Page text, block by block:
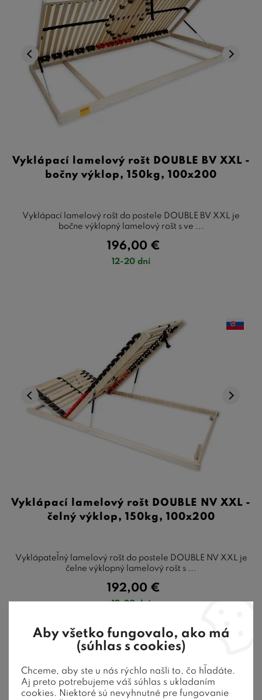
Vyklápací lamelový rošt DOUBLE BV XXL -
bočny výklop, 150kg, 100x200
Vyklápací lamelový rošt do postele DOUBLE BV XXL je
bočne výklopný lamelový rošt s ve ...
196,00 €
12-20 dní
Vyklápací lamelový rošt DOUBLE NV XXL -
čelný výklop, 150kg, 100x200
Vyklápateľný lamelový rošt do postele DOUBLE NV XXL je
čelne výklopný lamelový rošt s ...
192,00 €
12-20 dní
Aby všetko fungovalo, ako má
(súhlas s cookies)
Chceme, aby ste u nás rýchlo našli to, čo hľadáte.
Aj preto potrebujeme váš súhlas s ukladaním
cookies. Niektoré sú nevyhnutné pre fungovanie